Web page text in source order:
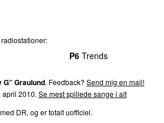
P6 Trends
G” Graulund. Feedback? Send mig en mail!
april 2010. Se mest spillede sange i alt
DR, og er totalt uofficiel.